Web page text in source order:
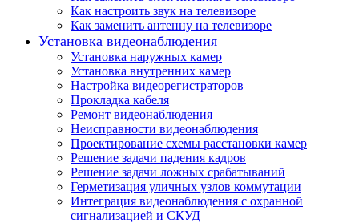
Как настроить звук на телевизоре
Как заменить антенну на телевизоре
Установка видеонаблюдения
Установка наружных камер
Установка внутренних камер
Настройка видеорегистраторов
Прокладка кабеля
Ремонт видеонаблюдения
Неисправности видеонаблюдения
Проектирование схемы расстановки камер
Решение задачи падения кадров
Решение задачи ложных срабатываний
Герметизация уличных узлов коммутации
Интеграция видеонаблюдения с охранной
сигнализацией и СКУД